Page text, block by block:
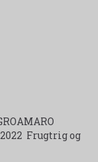
2022 Frugtrig og